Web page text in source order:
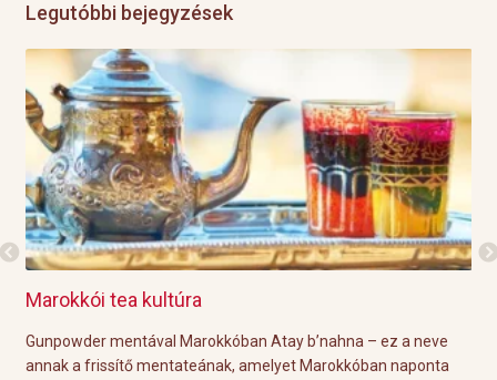
Legutóbbi bejegyzések
tea kultúra
mentával Marokkóban Atay b’nahna – ez a neve
a frissítő mentateának, amelyet Marokkóban naponta
A közelgő
tökéletes